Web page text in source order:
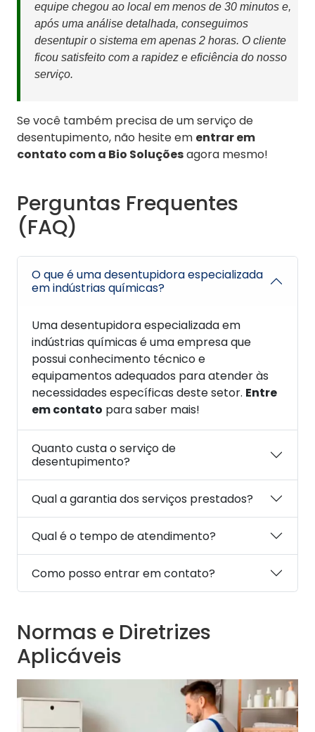
equipe chegou ao local em menos de 30 minutos e,
após uma análise detalhada, conseguimos
desentupir o sistema em apenas 2 horas. O cliente
ficou satisfeito com a rapidez e eficiência do nosso
serviço.
Se você também precisa de um serviço de
desentupimento, não hesite em entrar em
contato com a Bio Soluçõesagora mesmo!
Perguntas Frequentes
(FAQ)
O que é uma desentupidora especializada
em indústrias químicas?
Uma desentupidora especializada em
indústrias químicas é uma empresa que
possui conhecimento técnico e
equipamentos adequados para atender às
necessidades específicas deste setor. Entre
em contato para saber mais!
Quanto custa o serviço de
desentupimento?
Qual a garantia dos serviços prestados?
Qual é o tempo de atendimento?
Como posso entrar em contato?
Normas e Diretrizes
Aplicáveis